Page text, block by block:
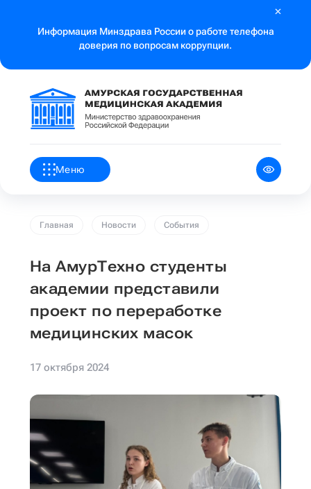
Информация Минздрава России о работе телефона
доверия по вопросам коррупции.
Меню
Главная Новости События
На АмурТехно студенты
академии представили
проект по переработке
медицинских масок
17 октября 2024